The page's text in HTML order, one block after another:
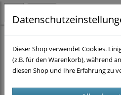
Verbrauchsmittel
Beads
Dieser Shop verwendet Cookies.
(z.B. für den Warenkorb), während
diesen Shop und Ihre Erfahrung zu